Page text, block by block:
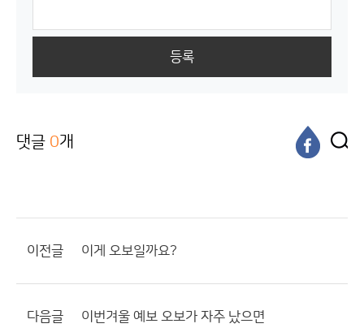
등록
댓글 0개
이전글 이게 오보일까요?
다음글 이번겨울 예보 오보가 자주 났으면